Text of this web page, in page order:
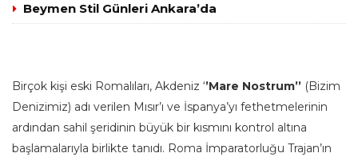
Beymen Stil Günleri Ankara’da
Birçok kişi eski Romalıları, Akdeniz ‘’Mare Nostrum’’ (Bizim
Denizimiz) adı verilen Mısır’ı ve İspanya’yı fethetmelerinin
ardından sahil şeridinin büyük bir kısmını kontrol altına
başlamalarıyla birlikte tanıdı. Roma İmparatorluğu Trajan’ın